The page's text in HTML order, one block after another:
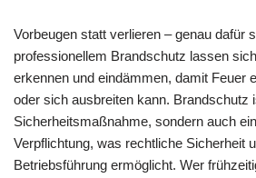
Vorbeugen statt verlieren – genau dafür
professionellem Brandschutz lassen
erkennen und eindämmen, damit Feuer
oder sich ausbreiten kann. Brandschutz
Sicherheitsmaßnahme, sondern auch
Verpflichtung, was rechtliche Sicherheit
Betriebsführung ermöglicht. Wer